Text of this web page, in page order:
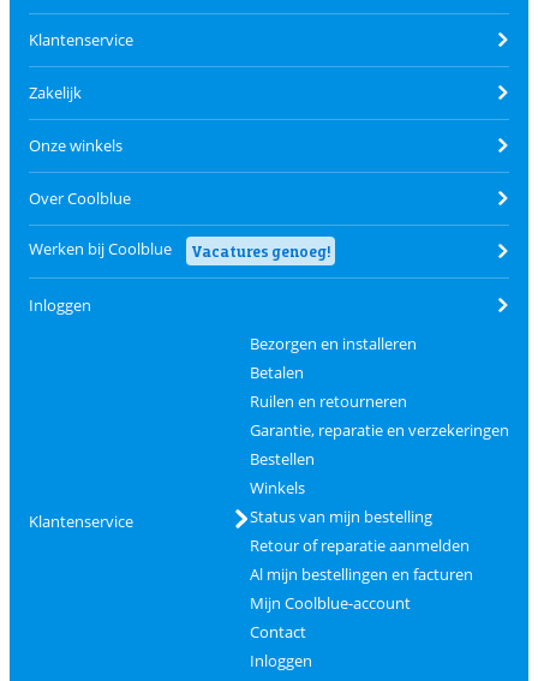
Klantenservice
Zakelijk
Onze winkels
Over Coolblue
Werken bij Coolblue Vacatures genoeg!
Inloggen
Klantenservice
Bezorgen en installeren
Betalen
Ruilen en retourneren
Garantie, reparatie en verzekeringen
Bestellen
Winkels
Status van mijn bestelling
Retour of reparatie aanmelden
Al mijn bestellingen en facturen
Mijn Coolblue-account
Contact
Inloggen